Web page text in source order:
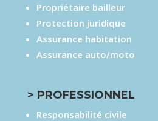
Propriétaire bailleur
Protection juridique
Assurance habitation
Assurance auto/moto
> PROFESSIONNEL
Responsabilité civile